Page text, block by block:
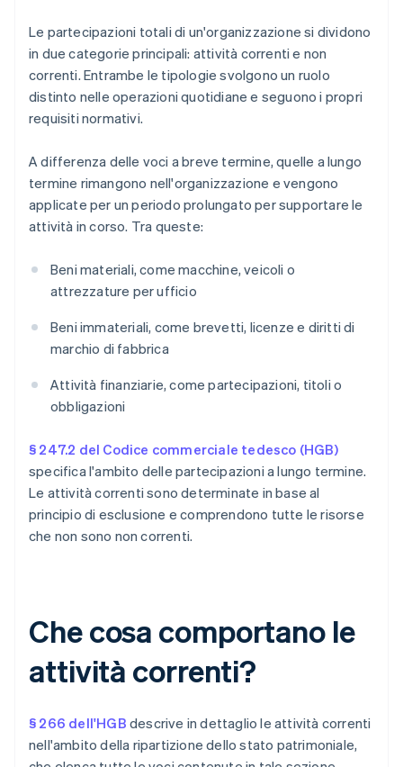
Le partecipazioni totali di un'organizzazione si dividono
in due categorie principali: attività correnti e non
correnti. Entrambe le tipologie svolgono un ruolo
distinto nelle operazioni quotidiane e seguono i propri
requisiti normativi.
A differenza delle voci a breve termine, quelle a lungo
termine rimangono nell'organizzazione e vengono
applicate per un periodo prolungato per supportare le
attività in corso. Tra queste:
Beni materiali, come macchine, veicoli o
attrezzature per ufficio
Beni immateriali, come brevetti, licenze e diritti di
marchio di fabbrica
Attività finanziarie, come partecipazioni, titoli o
obbligazioni
§ 247.2 del Codice commerciale tedesco (HGB)
specifica l'ambito delle partecipazioni a lungo termine.
Le attività correnti sono determinate in base al
principio di esclusione e comprendono tutte le risorse
che non sono non correnti.
Che cosa comportano le
attività correnti?
§ 266 dell'HGB descrive in dettaglio le attività correnti
nell'ambito della ripartizione dello stato patrimoniale,